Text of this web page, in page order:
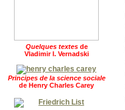
Quelques textes de
Vladimir I. Vernadski
Principes de la science sociale
de Henry Charles Carey